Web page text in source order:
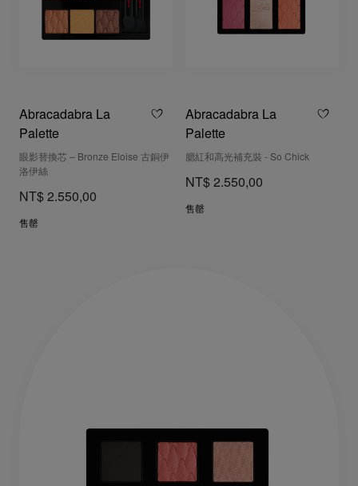
Abracadabra La
Palette
眼影替換芯 – Bronze Eloise 古銅伊
洛伊絲
NT$ 2.550,00
售罄
Abracadabra La
Palette
腮紅和高光補充裝 - So Chick
NT$ 2.550,00
售罄